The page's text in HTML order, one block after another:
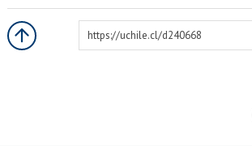
https://uchile.cl/d240668